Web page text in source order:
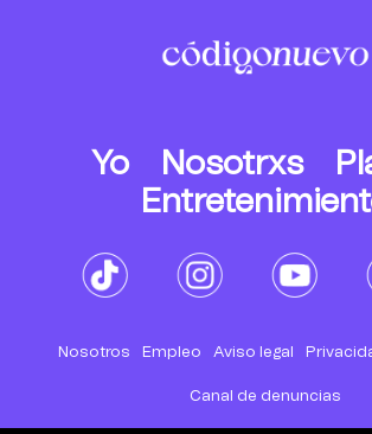
Yo Nosotrxs
Nosotros Empleo Aviso legal
Canal de denuncias